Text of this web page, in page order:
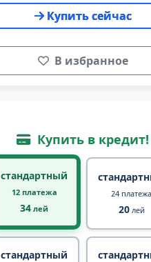
Купить сейчас
В избранное
Купить в кредит!
стандартный
12 платежа
34 лей
24 платежа
20лей
стандартный